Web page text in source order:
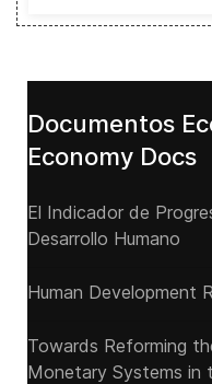
Documentos
Economy Docs
El Indicador de
Desarrollo Humano
Human Development
Towards Reforming
Monetary Systems in